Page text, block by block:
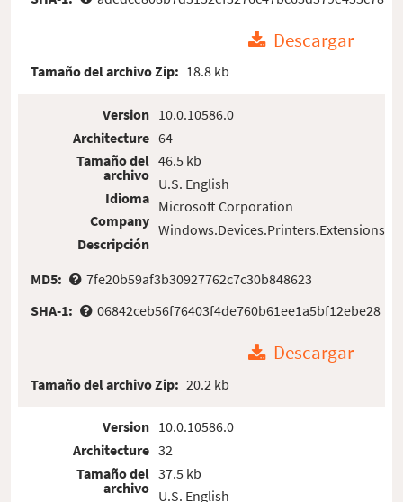
Descargar
Tamaño del archivo Zip: 18.8 kb
Version
Architecture
Tamaño del
archivo
Idioma
Company
Descripción
10.0.10586.0
64
46.5 kb
U.S. English
Microsoft Corporation
Windows.Devices.Printers.Extensions
MD5:
7fe20b59af3b30927762c7c30b848623
SHA-1:
06842ceb56f76403f4de760b61ee1a5bf12ebe28
Descargar
Tamaño del archivo Zip: 20.2 kb
Version
Architecture
Tamaño del
archivo
10.0.10586.0
32
37.5 kb
U.S. English